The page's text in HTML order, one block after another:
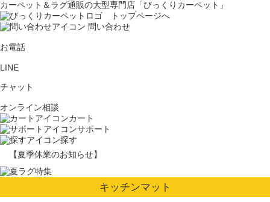
カーペット＆ラグ通販の大型専門店「びっくりカーペット」
問い合わせ
お電話
LINE
チャット
オンライン相談
カート
サポート
探す
【夏季休業のお知らせ】
キッチンマット